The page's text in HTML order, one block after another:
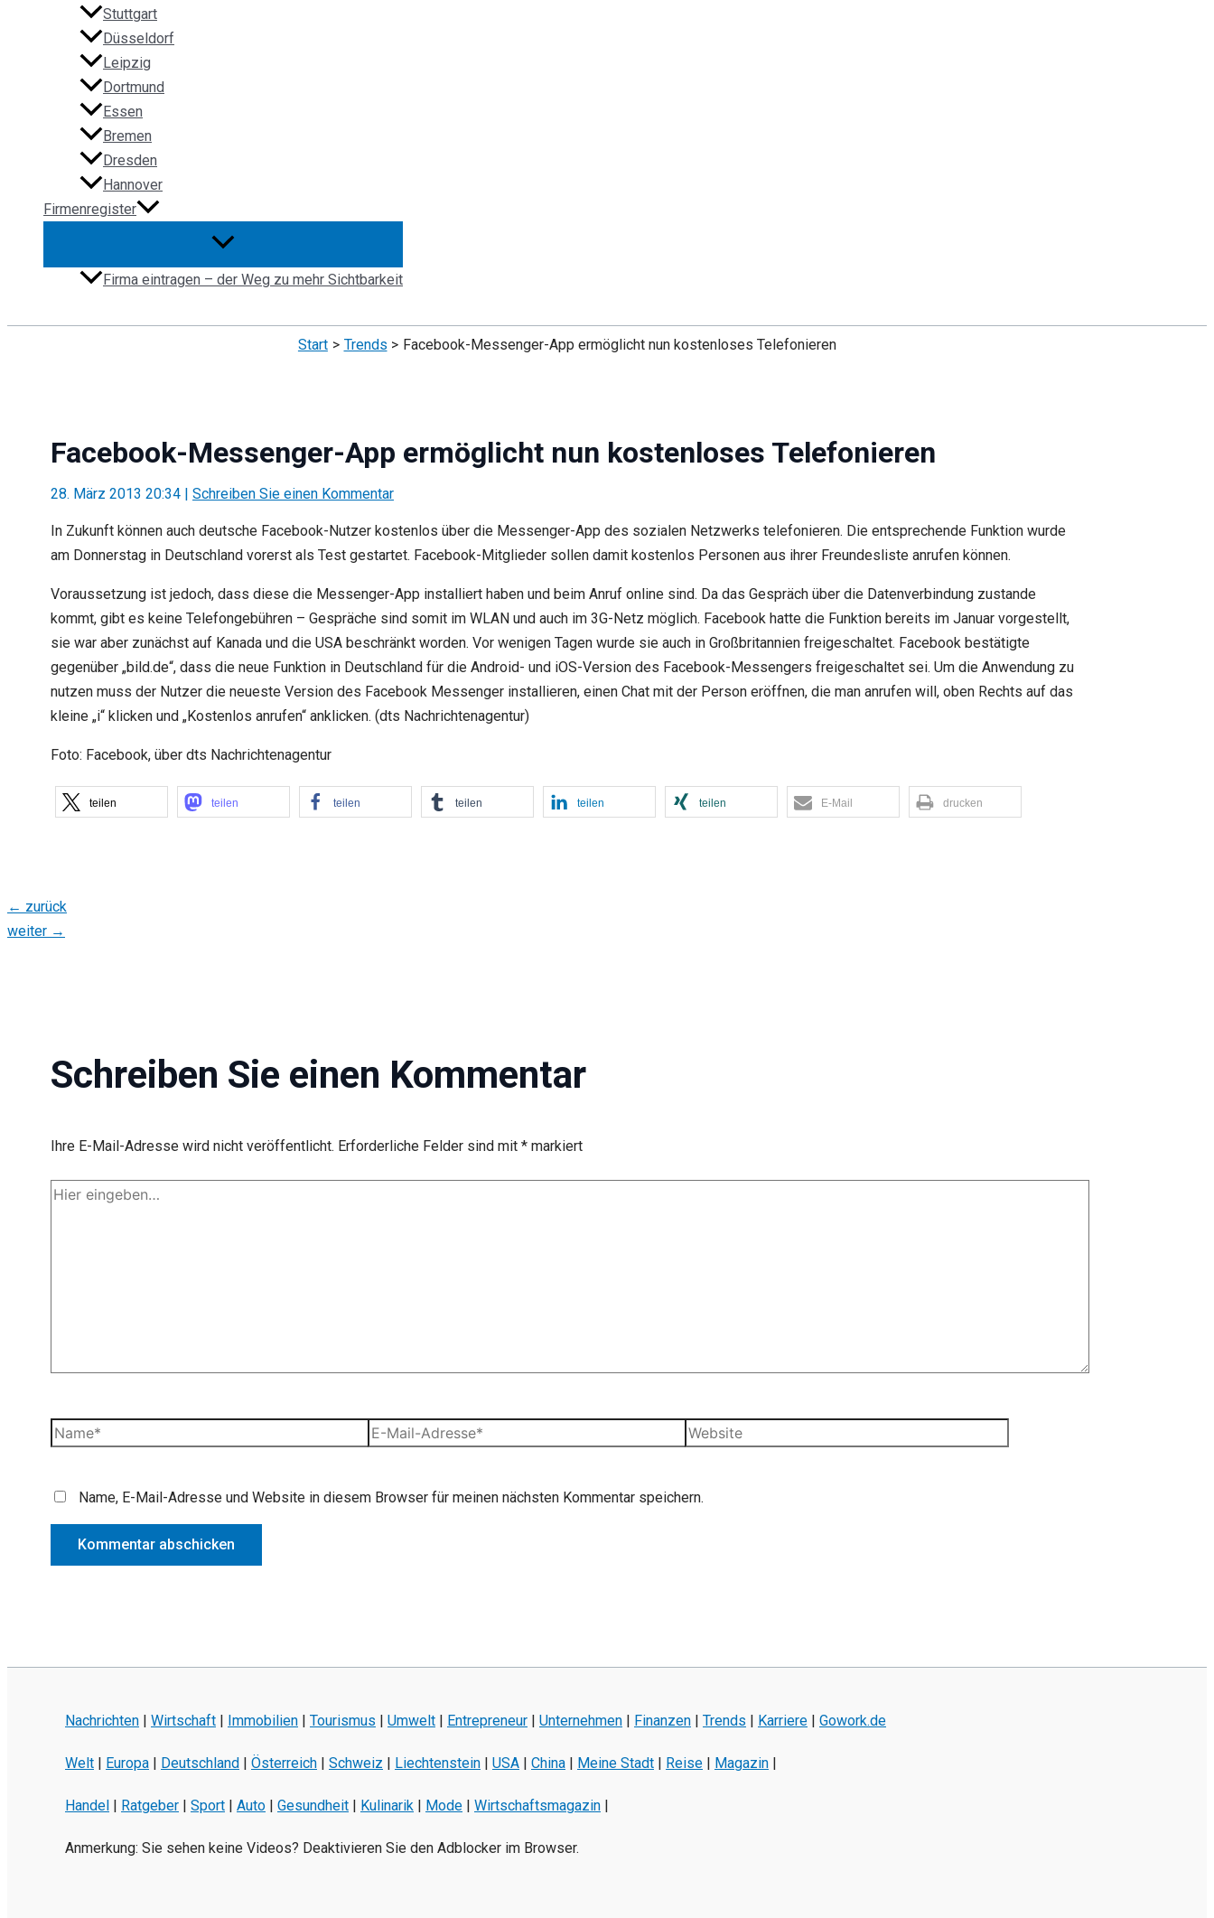
Stuttgart
Düsseldorf
Leipzig
Dortmund
Essen
Bremen
Dresden
Hannover
Firmenregister
Firma eintragen – der Weg zu mehr Sichtbarkeit
Start Trends Facebook-Messenger-App ermöglicht nun kostenloses Telefonieren
Facebook-Messenger-App ermöglicht nun kostenloses Telefonieren
28. März 2013 20:34 | Schreiben Sie einen Kommentar
In Zukunft können auch deutsche Facebook-Nutzer kostenlos über die Messenger-App des sozialen Netzwerks telefonieren. Die entsprechende Funktion wurde
am Donnerstag in Deutschland vorerst als Test gestartet. Facebook-Mitglieder sollen damit kostenlos Personen aus ihrer Freundesliste anrufen können.
Voraussetzung ist jedoch, dass diese die Messenger-App installiert haben und beim Anruf online sind. Da das Gespräch über die Datenverbindung zustande
kommt, gibt es keine Telefongebühren – Gespräche sind somit im WLAN und auch im 3G-Netz möglich. Facebook hatte die Funktion bereits im Januar vorgestellt,
sie war aber zunächst auf Kanada und die USA beschränkt worden. Vor wenigen Tagen wurde sie auch in Großbritannien freigeschaltet. Facebook bestätigte
gegenüber „bild.de“, dass die neue Funktion in Deutschland für die Android- und iOS-Version des Facebook-Messengers freigeschaltet sei. Um die Anwendung zu
nutzen muss der Nutzer die neueste Version des Facebook Messenger installieren, einen Chat mit der Person eröffnen, die man anrufen will, oben Rechts auf das
kleine „i“ klicken und „Kostenlos anrufen“ anklicken. (dts Nachrichtenagentur)
Foto: Facebook, über dts Nachrichtenagentur
teilen teilen teilen teilen teilen teilen E-Mail drucken
← zurück
weiter →
Schreiben Sie einen Kommentar
Ihre E-Mail-Adresse wird nicht veröffentlicht. Erforderliche Felder sind mit * markiert
Hier
Name*
E-
Website
Name, E-Mail-Adresse und Website in diesem Browser für meinen nächsten Kommentar speichern.
Nachrichten | Wirtschaft | Immobilien | Tourismus | Umwelt | Entrepreneur | Unternehmen | Finanzen | Trends | Karriere | Gowork.de
Welt | Europa | Deutschland | Österreich | Schweiz | Liechtenstein | USA | China | Meine Stadt | Reise | Magazin |
Handel | Ratgeber | Sport | Auto | Gesundheit | Kulinarik | Mode | Wirtschaftsmagazin |
Anmerkung: Sie sehen keine Videos? Deaktivieren Sie den Adblocker im Browser.